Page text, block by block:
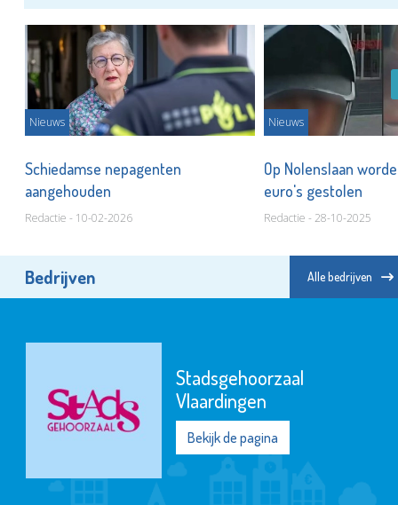
Nieuws
Schiedamse nepagenten
aangehouden
Redactie - 10-02-2026
Nieuws
Op Nolenslaan
euro's gestolen
Redactie - 28-10-2025
Bedrijven Alle bedrijven
Stadsgehoorzaal
Vlaardingen
Bekijk de pagina